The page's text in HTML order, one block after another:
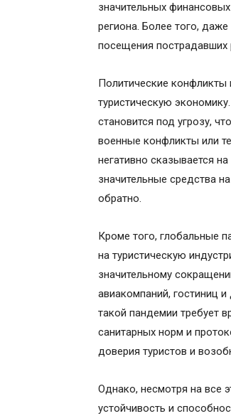
значительных
региона. Более того,
посещения пострадавших
Политические конфликты
туристическую
становится под угрозу,
военные конфликты или
негативно сказывается
значительные средства
обратно.
Кроме того, глобальные
на туристическую
значительному
авиакомпаний, гостиниц
такой пандемии требует
санитарных норм и
доверия туристов и
Однако, несмотря на все
устойчивость и